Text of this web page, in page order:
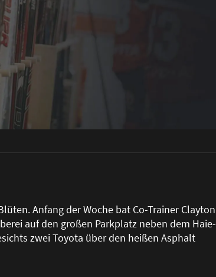
Anfang der Woche bat Co-Trainer Clayton
auf den großen Parkplatz neben dem Haie-
zwei Toyota über den heißen Asphalt